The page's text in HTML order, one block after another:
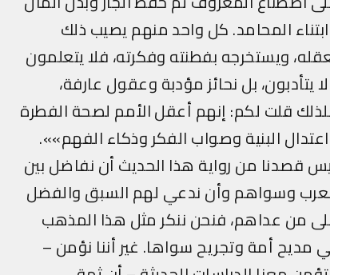
المحامد. كل واحد منهم يصيب ذلك
ويستخرجه بفطنته وفكرته، فلا يتعلمون
يتأدبون، بل نحائز مؤدبة وعقول عارفة،
قلت لكم: إنهم أعقل الأمم لصحة الفطرة
البنية وصواب الفكر وذكاء الفهم»».
قصدنا من رواية هذا الحديث أن نفاضل بين
وسواهم وأن ندعي لهم السبق والفضل
من عداهم، فنحن ننكر مثل هذا المذهب
مديح أمة وتجريح سواها. غير أننا نؤمن –